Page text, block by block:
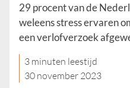
29 procent van de
weleens stress ervaren
een verlofverzoek
3 minuten leestijd
30 november 2023